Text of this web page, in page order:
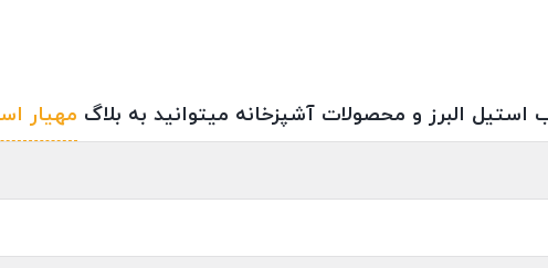
البرز و محصولات آشپزخانه میتوانید به بلاگ مهیار